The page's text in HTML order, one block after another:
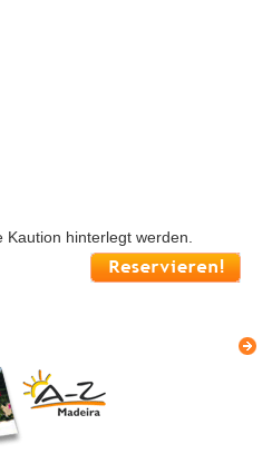
Kaution hinterlegt werden.